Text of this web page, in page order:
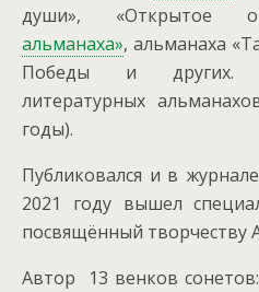
души», «Открытое
альманаха», альманаха
Победы и других.
литературных
годы).
Публиковался и в
2021 году вышел
посвящённый творчеству
Автор 13 венков